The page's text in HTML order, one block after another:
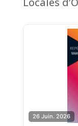
26 Juin. 2026